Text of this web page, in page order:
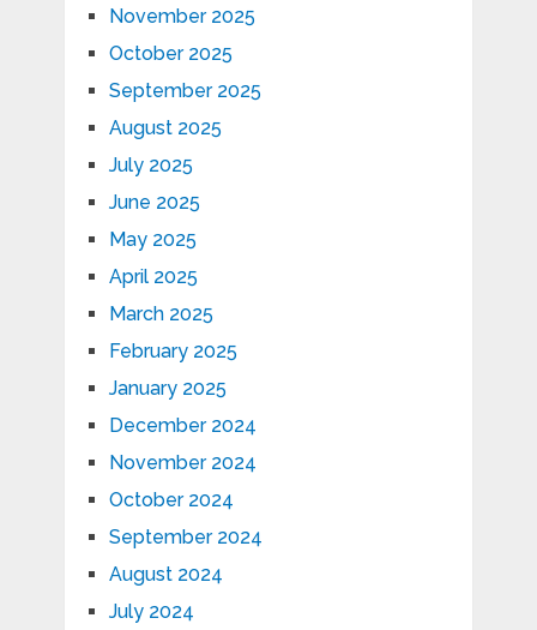
November 2025
October 2025
September 2025
August 2025
July 2025
June 2025
May 2025
April 2025
March 2025
February 2025
January 2025
December 2024
November 2024
October 2024
September 2024
August 2024
July 2024